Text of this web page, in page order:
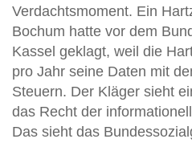
Verdachtsmoment. Ein
Bochum hatte vor dem
Kassel geklagt, weil die
pro Jahr seine Daten mit
Steuern. Der Kläger sieht
das Recht der
Das sieht das